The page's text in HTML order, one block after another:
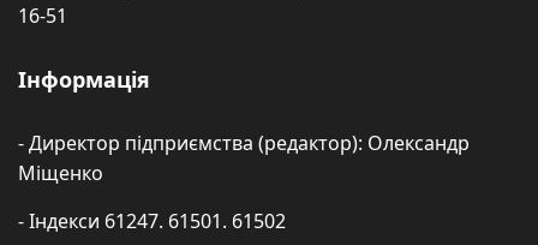
16-51
Інформація
- Директор підприємства (редактор): Олександр
Міщенко
- Індекси 61247. 61501. 61502